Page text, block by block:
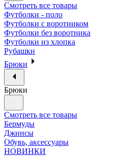
Смотреть все товары
Футболки - поло
Футболки с воротником
Футболки без воротника
Футболки из хлопка
Рубашки
Брюки
Брюки
Смотреть все товары
Бермуды
Джинсы
Обувь, аксессуары
НОВИНКИ